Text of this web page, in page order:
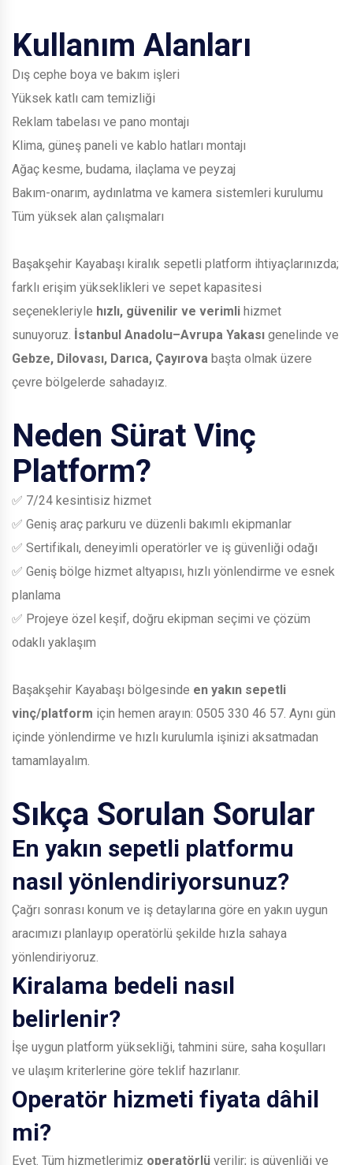
Kullanım Alanları
Dış cephe boya ve bakım işleri
Yüksek katlı cam temizliği
Reklam tabelası ve pano montajı
Klima, güneş paneli ve kablo hatları montajı
Ağaç kesme, budama, ilaçlama ve peyzaj
Bakım-onarım, aydınlatma ve kamera sistemleri kurulumu
Tüm yüksek alan çalışmaları
Başakşehir Kayabaşı kiralık sepetli platform ihtiyaçlarınızda;
farklı erişim yükseklikleri ve sepet kapasitesi
seçenekleriyle hızlı, güvenilir ve verimli hizmet
sunuyoruz. İstanbul Anadolu–Avrupa Yakası genelinde ve
Gebze, Dilovası, Darıca, Çayırova başta olmak üzere
çevre bölgelerde sahadayız.
Neden Sürat Vinç
Platform?
✅ 7/24 kesintisiz hizmet
✅ Geniş araç parkuru ve düzenli bakımlı ekipmanlar
✅ Sertifikalı, deneyimli operatörler ve iş güvenliği odağı
✅ Geniş bölge hizmet altyapısı, hızlı yönlendirme ve esnek
planlama
✅ Projeye özel keşif, doğru ekipman seçimi ve çözüm
odaklı yaklaşım
Başakşehir Kayabaşı bölgesinde en yakın sepetli
vinç/platform için hemen arayın: 0505 330 46 57 . Aynı gün
içinde yönlendirme ve hızlı kurulumla işinizi aksatmadan
tamamlayalım.
Sıkça Sorulan Sorular
En yakın sepetli platformu
nasıl yönlendiriyorsunuz?
Çağrı sonrası konum ve iş detaylarına göre en yakın uygun
aracımızı planlayıp operatörlü şekilde hızla sahaya
yönlendiriyoruz.
Kiralama bedeli nasıl
belirlenir?
İşe uygun platform yüksekliği, tahmini süre, saha koşulları
ve ulaşım kriterlerine göre teklif hazırlanır.
Operatör hizmeti fiyata dâhil
mi?
Evet. Tüm hizmetlerimiz operatörlü verilir; iş güvenliği ve